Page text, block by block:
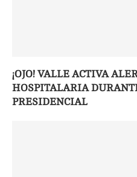
¡OJO! VALLE ACTIVA
HOSPITALARIA
PRESIDENCIAL